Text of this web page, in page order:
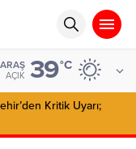
AÇIK 39°C
Kritik Uyarı;